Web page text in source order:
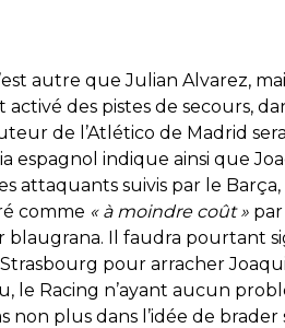
autre que Julian Alvarez,
des pistes de secours,
de l’Atlético de Madrid
espagnol indique ainsi que
attaquants suivis par le Barça,
comme « à moindre coût »
blaugrana. Il faudra pourtant
pour arracher
le Racing n’ayant aucun
non plus dans l’idée de brader